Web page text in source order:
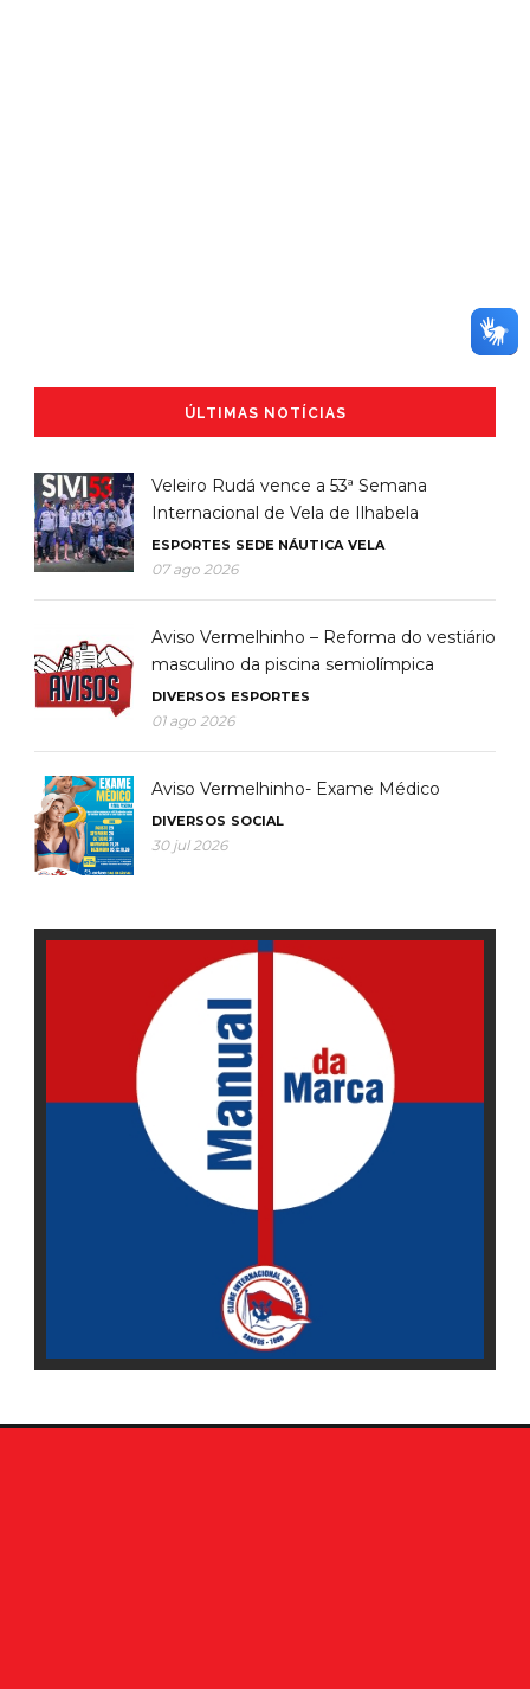
ÚLTIMAS NOTÍCIAS
Veleiro Rudá vence a 53ª Semana
Internacional de Vela de Ilhabela
ESPORTES SEDE NÁUTICA VELA
07 ago 2026
Aviso Vermelhinho – Reforma do vestiário
masculino da piscina semiolímpica
DIVERSOS ESPORTES
01 ago 2026
Aviso Vermelhinho- Exame Médico
DIVERSOS SOCIAL
30 jul 2026